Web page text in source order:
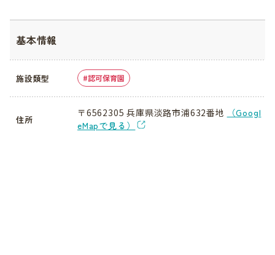
基本情報
施設類型 認可保育園
住所
〒6562305 兵庫県淡路市浦632番地
（Googl
eMapで見る）